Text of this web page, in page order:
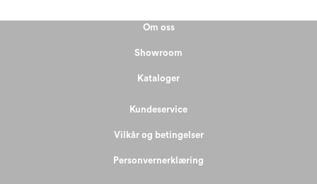
Om oss
Showroom
Kataloger
Kundeservice
Vilkår og betingelser
Personvernerklæring